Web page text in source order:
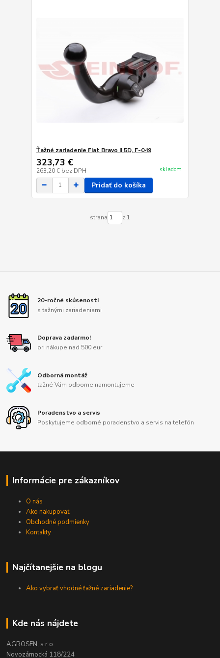
Ťažné zariadenie Fiat Bravo II 5D, F-049
323,73 €
263,20 € bez DPH skladom
Pridať do košíka
strana z 1
20-ročné skúsenosti
s ťažnými zariadeniami
Doprava zadarmo!
pri nákupe nad 500 eur
Odborná montáž
ťažné Vám odborne namontujeme
Poradenstvo a servis
Poskytujeme odborné poradenstvo a servis na telefón
Informácie pre zákazníkov
O nás
Ako nakupovať
Obchodné podmienky
Kontakty
Najčítanejšie na blogu
Ako vybrať vhodné ťažné zariadenie?
Kde nás nájdete
AGROSEN, s.r.o.
Novozámocká 118/224